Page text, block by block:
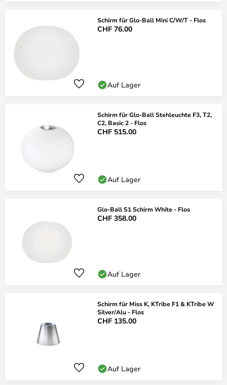
Schirm für Glo-Ball Mini C/W/T - Flos
CHF 76.00
Auf Lager
Schirm für Glo-Ball Stehleuchte F3, T2,
C2, Basic 2 - Flos
CHF 515.00
Auf Lager
Glo-Ball S1 Schirm White - Flos
CHF 358.00
Auf Lager
Schirm für Miss K, KTribe F1 & KTribe W
Silver/Alu - Flos
CHF 135.00
Auf Lager